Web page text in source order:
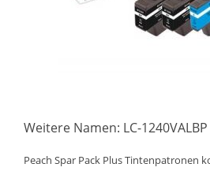
Weitere Namen: LC-1240VALBP
Peach Spar Pack Plus Tintenpatronen